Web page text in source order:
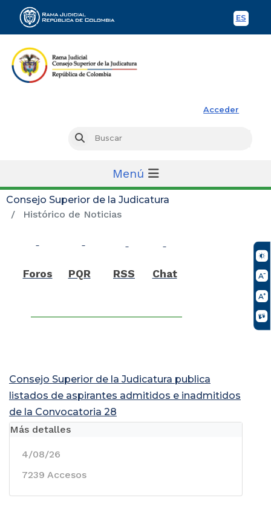
ES
Acceder
Buscar
Menú
Consejo Superior de la Judicatura
Histórico de Noticias
Foros PQR RSS Chat
Consejo Superior de la Judicatura publica
listados de aspirantes admitidos e inadmitidos
de la Convocatoria 28
Más detalles
4/08/26
7239 Accesos